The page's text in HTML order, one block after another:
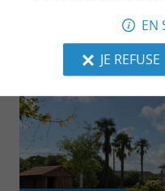
NOUS AVONS
EN
JE REFUSE